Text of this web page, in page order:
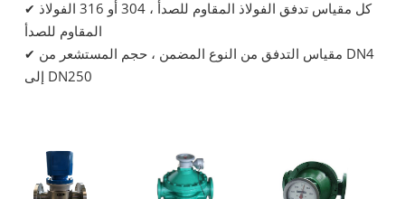
✔
المقاوم للصدأ
✔
إلى DN250